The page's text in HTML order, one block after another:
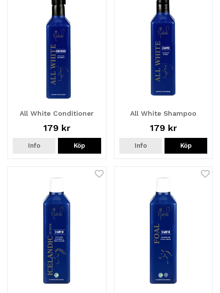
All White Conditioner
179 kr
Info Köp
All White Shampoo
179 kr
Info Köp